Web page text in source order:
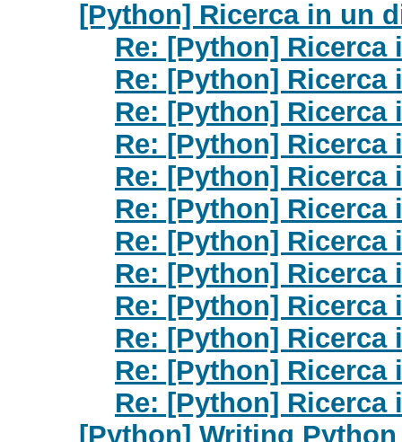
[Python] Ricerca in un
Re: [Python]
Re: [Python]
Re: [Python]
Re: [Python]
Re: [Python]
Re: [Python]
Re: [Python]
Re: [Python]
Re: [Python]
Re: [Python]
Re: [Python]
Re: [Python]
[Python] Writing